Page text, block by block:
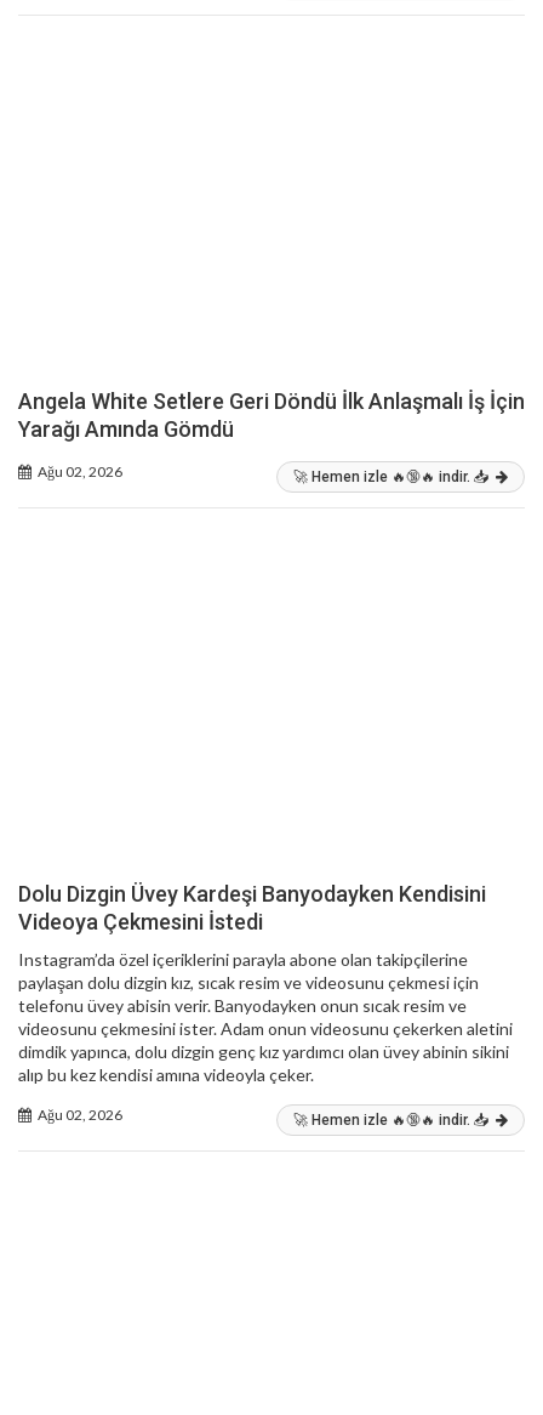
Angela White Setlere Geri Döndü İlk Anlaşmalı İş İçin
Yarağı Amında Gömdü
Ağu 02, 2026 🚀 Hemen izle 🔥🔞🔥 indir. 📥
Dolu Dizgin Üvey Kardeşi Banyodayken Kendisini
Videoya Çekmesini İstedi
Instagram’da özel içeriklerini parayla abone olan takipçilerine
paylaşan dolu dizgin kız, sıcak resim ve videosunu çekmesi için
telefonu üvey abisin verir. Banyodayken onun sıcak resim ve
videosunu çekmesini ister. Adam onun videosunu çekerken aletini
dimdik yapınca, dolu dizgin genç kız yardımcı olan üvey abinin sikini
alıp bu kez kendisi amına videoyla çeker.
Ağu 02, 2026 🚀 Hemen izle 🔥🔞🔥 indir. 📥